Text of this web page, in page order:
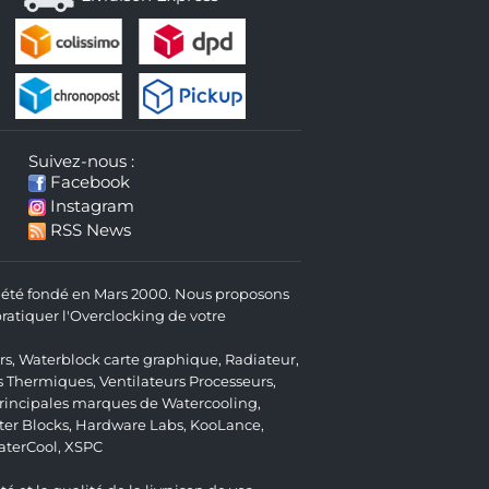
Suivez-nous :
Facebook
Instagram
RSS News
fondé en Mars 2000. Nous proposons
l'Overclocking de votre
, Waterblock carte graphique, Radiateur,
Thermiques, Ventilateurs Processeurs,
marques de Watercooling,
Blocks, Hardware Labs, KooLance,
, XSPC